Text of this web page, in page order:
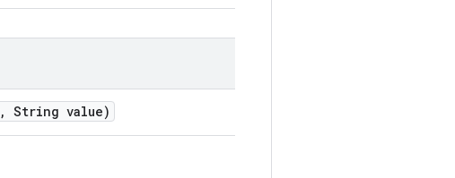
, String value)